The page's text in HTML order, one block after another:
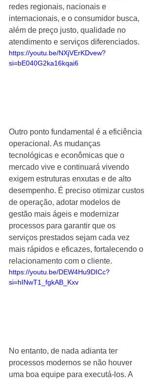
redes regionais, nacionais e
internacionais, e o consumidor busca,
além de preço justo, qualidade no
atendimento e serviços diferenciados.
https://youtu.be/NXjVErKDvew?
si=bE040G2ka16kqai6
Outro ponto fundamental é a eficiência
operacional. As mudanças
tecnológicas e econômicas que o
mercado vive e continuará vivendo
exigem estruturas enxutas e de alto
desempenho. É preciso otimizar custos
de operação, adotar modelos de
gestão mais ágeis e modernizar
processos para garantir que os
serviços prestados sejam cada vez
mais rápidos e eficazes, fortalecendo o
relacionamento com o cliente.
https://youtu.be/DEW4Hu9DICc?
si=hINwT1_fgkAB_Kxv
No entanto, de nada adianta ter
processos modernos se não houver
uma boa equipe para executá-los. A